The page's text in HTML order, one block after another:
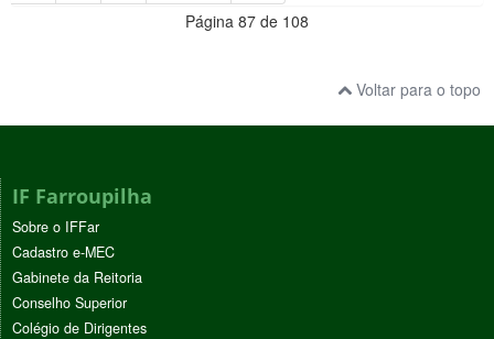
Página 87 de 108
Voltar para o topo
IF Farroupilha
Sobre o IFFar
Cadastro e-MEC
Gabinete da Reitoria
Conselho Superior
Colégio de Dirigentes